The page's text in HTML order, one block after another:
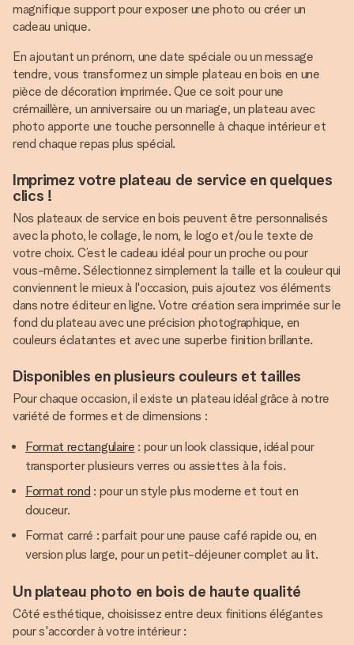
magnifique support pour exposer une photo ou créer un
cadeau unique.
En ajoutant un prénom, une date spéciale ou un message
tendre, vous transformez un simple plateau en bois en une
pièce de décoration imprimée. Que ce soit pour une
crémaillère, un anniversaire ou un mariage, un plateau avec
photo apporte une touche personnelle à chaque intérieur et
rend chaque repas plus spécial.
Imprimez votre plateau de service en quelques
clics !
Nos plateaux de service en bois peuvent être personnalisés
avec la photo, le collage, le nom, le logo et/ou le texte de
votre choix. C’est le cadeau idéal pour un proche ou pour
vous-même. Sélectionnez simplement la taille et la couleur qui
conviennent le mieux à l'occasion, puis ajoutez vos éléments
dans notre éditeur en ligne. Votre création sera imprimée sur le
fond du plateau avec une précision photographique, en
couleurs éclatantes et avec une superbe finition brillante.
Disponibles en plusieurs couleurs et tailles
Pour chaque occasion, il existe un plateau idéal grâce à notre
variété de formes et de dimensions :
Format rectangulaire : pour un look classique, idéal pour
transporter plusieurs verres ou assiettes à la fois.
Format rond : pour un style plus moderne et tout en
douceur.
Format carré : parfait pour une pause café rapide ou, en
version plus large, pour un petit-déjeuner complet au lit.
Un plateau photo en bois de haute qualité
Côté esthétique, choisissez entre deux finitions élégantes
pour s'accorder à votre intérieur :